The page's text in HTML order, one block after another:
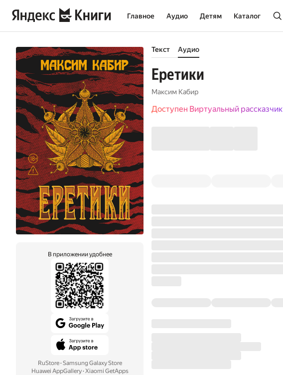
Главное Аудио Детям Каталог
В приложении удобнее
RuStore· Samsung Galaxy Store
Huawei AppGallery· Xiaomi GetApps
Текст Аудио
Еретики
Максим Кабир
Доступен Виртуальный рассказчик